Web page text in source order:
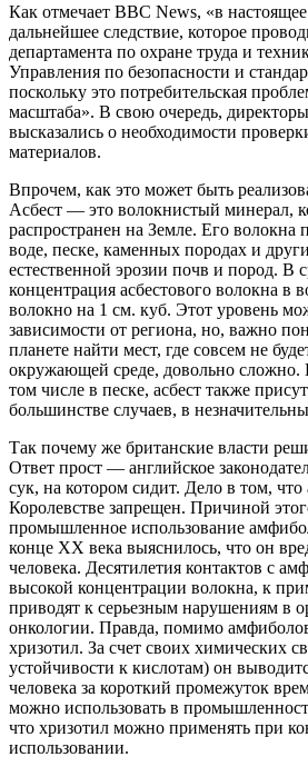
Как отмечает BBC News, «в настоящее
дальнейшее следствие, которое
департамента по охране труда и
Управления по безопасности и
поскольку это потребительская
масштаба». В свою очередь,
высказались о необходимости
материалов.
Впрочем, как это может быть
Асбест — это волокнистый минерал,
распространен на Земле. Его волокна
воде, песке, каменных породах и
естественной эрозии почв и пород. В
концентрация асбестового волокна в
волокно на 1 см. куб. Этот уровень
зависимости от региона, но, важно
планете найти мест, где совсем не
окружающей среде, довольно сложно.
том числе в песке, асбест также
большинстве случаев, в
Так почему же британские власти
Ответ прост — английское
сук, на котором сидит. Дело в том,
Королевстве запрещен. Причиной
промышленное использование
конце XX века выяснилось, что он
человека. Десятилетия контактов с
высокой концентрации волокна, к
приводят к серьезным нарушениям в
онкологии. Правда, помимо
хризотил. За счет своих химических
устойчивости к кислотам) он
человека за короткий промежуток
можно использовать в
что хризотил можно применять при
использовании.